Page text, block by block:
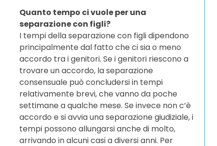
Quanto tempo ci vuole per una
separazione con figli?
I tempi della separazione con figli dipendono
principalmente dal fatto che ci sia o meno
accordo tra i genitori. Se i genitori riescono a
trovare un accordo, la separazione
consensuale può concludersi in tempi
relativamente brevi, che vanno da poche
settimane a qualche mese. Se invece non c’è
accordo e si avvia una separazione giudiziale, i
tempi possono allungarsi anche di molto,
arrivando in alcuni casi a diversi anni. Per